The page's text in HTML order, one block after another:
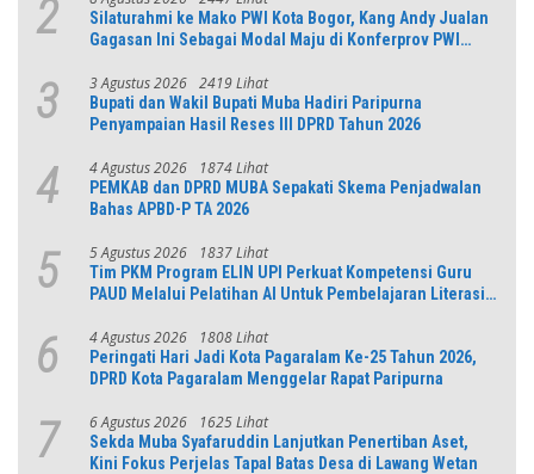
2
Silaturahmi ke Mako PWI Kota Bogor, Kang Andy Jualan
Gagasan Ini Sebagai Modal Maju di Konferprov PWI
3 3 Agustus 2026 2419 Lihat
Bupati dan Wakil Bupati Muba Hadiri Paripurna
Penyampaian Hasil Reses III DPRD Tahun 2026
4 4 Agustus 2026 1874 Lihat
PEMKAB dan DPRD MUBA Sepakati Skema Penjadwalan
Bahas APBD-P TA 2026
5 5 Agustus 2026 1837 Lihat
Tim PKM Program ELIN UPI Perkuat Kompetensi Guru
PAUD Melalui Pelatihan AI Untuk Pembelajaran Literasi
6 4 Agustus 2026 1808 Lihat
Peringati Hari Jadi Kota Pagaralam Ke-25 Tahun 2026,
DPRD Kota Pagaralam Menggelar Rapat Paripurna
7 6 Agustus 2026 1625 Lihat
Sekda Muba Syafaruddin Lanjutkan Penertiban Aset,
Kini Fokus Perjelas Tapal Batas Desa di Lawang Wetan